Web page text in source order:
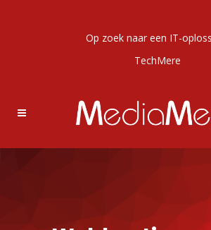
Op zoek naar een IT-
TechMere